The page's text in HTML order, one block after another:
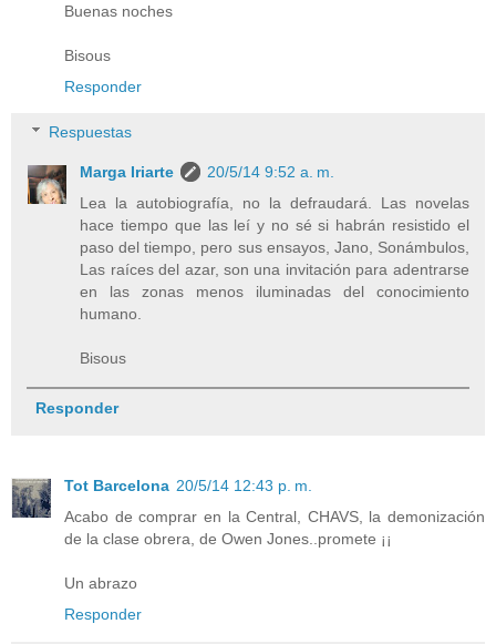
Buenas noches
Bisous
Responder
Respuestas
Marga Iriarte
20/5/14 9:52 a. m.
Lea la autobiografía, no la defraudará. Las novelas
hace tiempo que las leí y no sé si habrán resistido el
paso del tiempo, pero sus ensayos, Jano, Sonámbulos,
Las raíces del azar, son una invitación para adentrarse
en las zonas menos iluminadas del conocimiento
humano.
Bisous
Responder
Tot Barcelona 20/5/14 12:43 p. m.
Acabo de comprar en la Central, CHAVS, la demonización
de la clase obrera, de Owen Jones..promete ¡¡
Un abrazo
Responder